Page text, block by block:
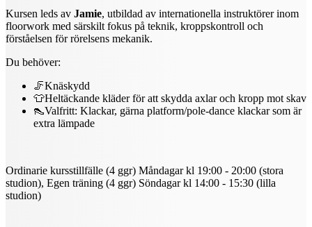
Kursen leds av Jamie, utbildad av internationella instruktörer inom
floorwork med särskilt fokus på teknik, kroppskontroll och
förståelsen för rörelsens mekanik.
Du behöver:
🦵Knäskydd
👕Heltäckande kläder för att skydda axlar och kropp mot skav
👠Valfritt: Klackar, gärna platform/pole-dance klackar som är
extra lämpade
Ordinarie kursstillfälle (4 ggr) Måndagar kl 19:00 - 20:00 (stora
studion), Egen träning (4 ggr) Söndagar kl 14:00 - 15:30 (lilla
studion)